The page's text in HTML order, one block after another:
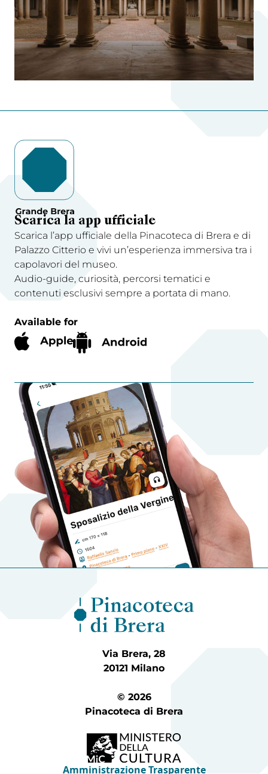
Scarica la app ufficiale
Scarica l’app ufficiale della Pinacoteca di Brera e di
Palazzo Citterio e vivi un’esperienza immersiva tra i
capolavori del museo.
Audio-guide, curiosità, percorsi tematici e
contenuti esclusivi sempre a portata di mano.
Available for
Via Brera, 28
20121 Milano
© 2026
Pinacoteca di Brera
Amministrazione Trasparente